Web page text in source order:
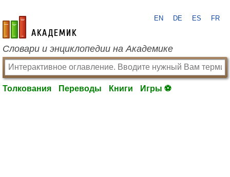
academic.ru
EN DE ES FR
Словари и энциклопедии на Академике
Толкования Переводы Книги Игры ⚽